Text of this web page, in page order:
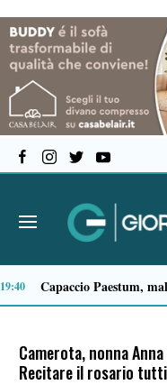
Accadde oggi, 9 agosto: dalla tragedia di Nagasaki alle dimissioni di Nixon 09:05
Camerota, nonna
Recitare il rosario